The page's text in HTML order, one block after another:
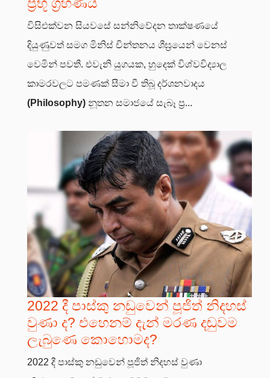
විසිඑක්වන සියවසේ සන්නිවේදන තාක්ෂණයේ
දියුණුවත් සමග මිනිස් චින්තනය ශීඝ්‍රයෙන් වෙනස්
වෙමින් පවතී. එවැනි යුගයක, හුදෙක් විශ්වවිද්‍යාල
කාමරවලට පමණක් සීමා වී තිබූ දර්ශනවාදය
(Philosophy) නූතන සමාජයේ සැබෑ ප්‍ර...
2022 දී පාස්කු නඩුවෙන් පූජිත් නිදහස්
වුණා ද? එහෙනම් දැන් මරණ දඬුවම
ලැබුණෙ කොහොමද?
2022 දී පාස්කු නඩුවෙන් පූජිත් නිදහස් වුණා